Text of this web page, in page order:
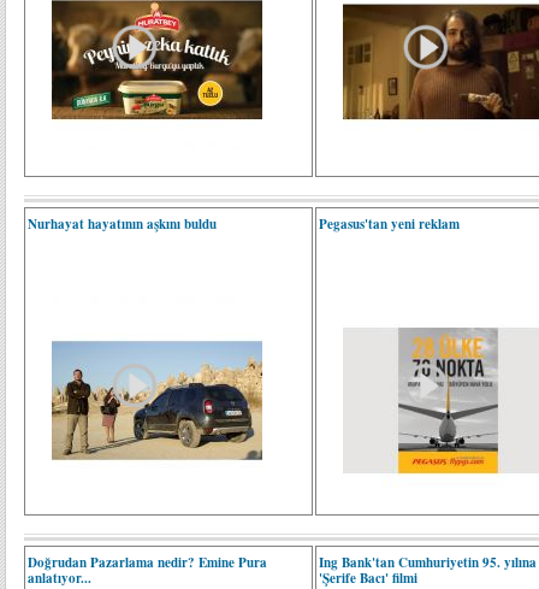
Nurhayat hayatının aşkını buldu Pegasus'tan yeni reklam
Doğrudan Pazarlama nedir? Emine Pura
anlatıyor...
Ing Bank'tan Cumhuriyetin 95. yılına
'Şerife Bacı' filmi